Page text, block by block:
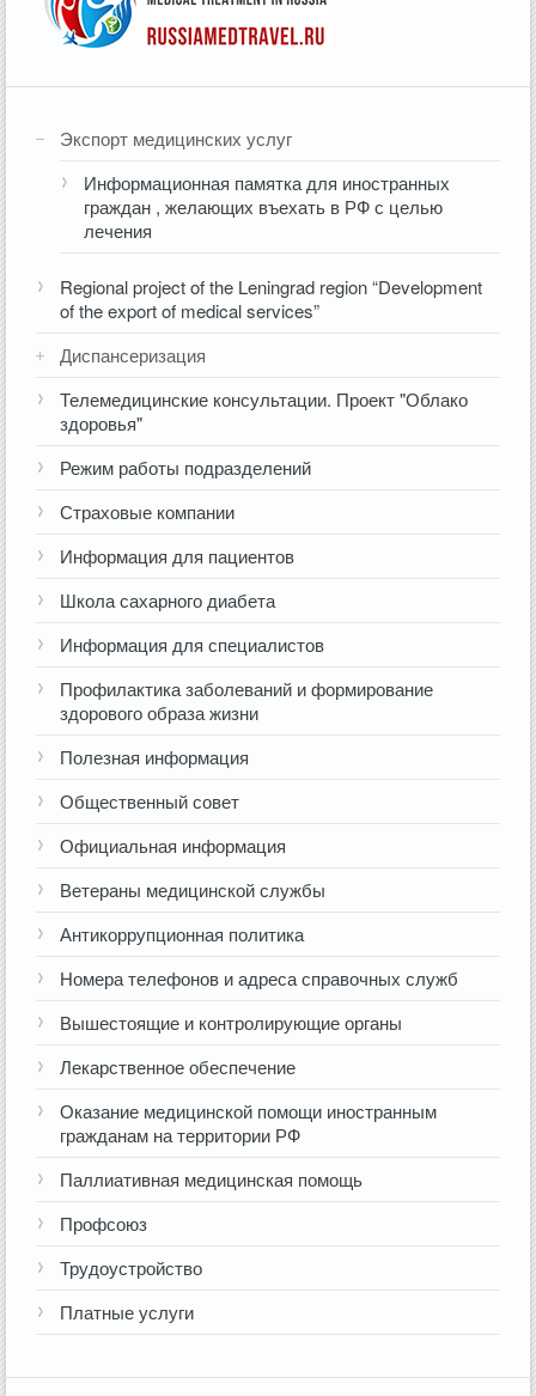
Экспорт медицинских услуг
Информационная памятка для иностранных
граждан , желающих въехать в РФ с целью
лечения
Regional project of the Leningrad region “Development
of the export of medical services”
Диспансеризация
Телемедицинские консультации. Проект "Облако
здоровья"
Режим работы подразделений
Страховые компании
Информация для пациентов
Школа сахарного диабета
Информация для специалистов
Профилактика заболеваний и формирование
здорового образа жизни
Полезная информация
Общественный совет
Официальная информация
Ветераны медицинской службы
Антикоррупционная политика
Номера телефонов и адреса справочных служб
Вышестоящие и контролирующие органы
Лекарственное обеспечение
Оказание медицинской помощи иностранным
гражданам на территории РФ
Паллиативная медицинская помощь
Профсоюз
Трудоустройство
Платные услуги